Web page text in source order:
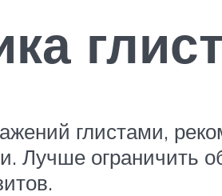
глистами,
Лучше ограничить